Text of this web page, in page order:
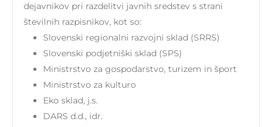
dejavnikov pri razdelitvi javnih sredstev s strani
številnih razpisnikov, kot so:
Slovenski regionalni razvojni sklad (SRRS)
Slovenski podjetniški sklad (SPS)
Ministrstvo za gospodarstvo, turizem in šport
Ministrstvo za kulturo
Eko sklad, j.s.
DARS d.d., idr.